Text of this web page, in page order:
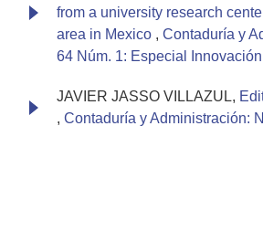
from a university research
area in Mexico , Contaduría y
64 Núm. 1: Especial Innovación
JAVIER JASSO VILLAZUL,
, Contaduría y Administración: